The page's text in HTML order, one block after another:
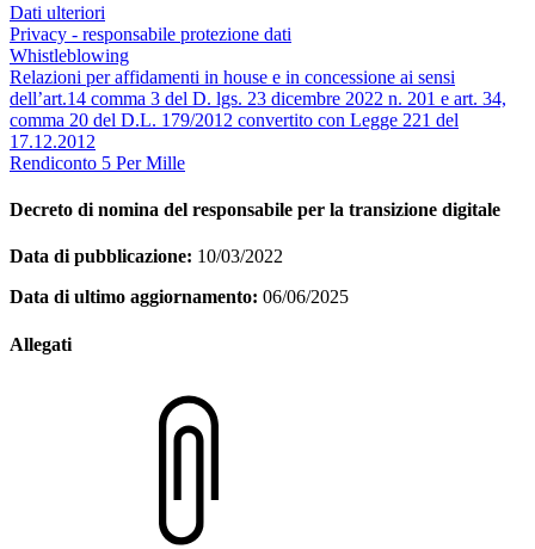
Dati ulteriori
Privacy - responsabile protezione dati
Whistleblowing
Relazioni per affidamenti in house e in concessione ai sensi
dell’art.14 comma 3 del D. lgs. 23 dicembre 2022 n. 201 e art. 34,
comma 20 del D.L. 179/2012 convertito con Legge 221 del
17.12.2012
Rendiconto 5 Per Mille
Decreto di nomina del responsabile per la transizione digitale
Data di pubblicazione: 10/03/2022
Data di ultimo aggiornamento: 06/06/2025
Allegati